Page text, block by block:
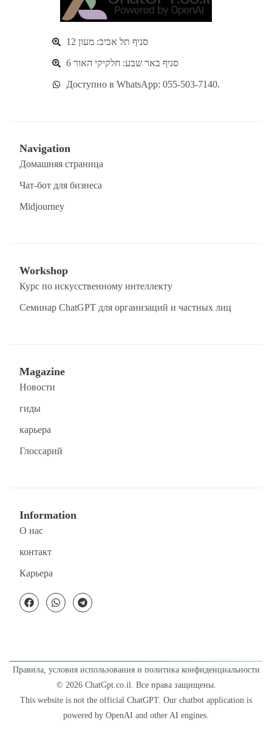
סניף תל אביב: מעון 12
סניף באר שבע: חלקיקי האור 6
Доступно в WhatsApp: 055-503-7140.
Navigation
Домашняя страница
Чат-бот для бизнеса
Midjourney
Workshop
Курс по искусственному интеллекту
Семинар ChatGPT для организаций и частных лиц
Magazine
Новости
гиды
карьера
Глоссарий
Information
О нас
контакт
Карьера
© 2026 ChatGpt.co.il. Все права защищены.
This website is not the official ChatGPT. Our chatbot application is
powered by OpenAI and other AI engines.
Правила, условия использования и политика конфиденциальности